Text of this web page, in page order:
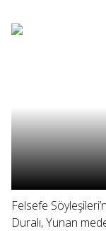
Felsefe
Duralı, Yunan